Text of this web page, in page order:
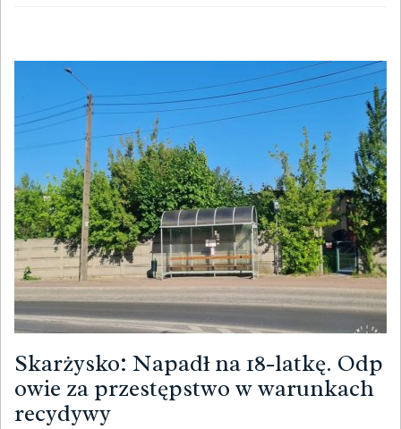
Skarżysko: Napadł na 18-latkę. Odp
owie za przestępstwo w warunkach
recydywy